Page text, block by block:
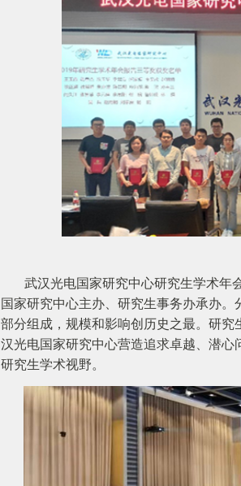
武汉光电国家研究中心研究生学术年
国家研究中心主办、研究生事务办承办
部分组成，规模和影响创历史之最。研
汉光电国家研究中心营造追求卓越、潜
研究生学术视野。